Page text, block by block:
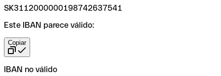
SK3112000000198742637541
Este IBAN parece válido:
Copiar
IBAN no válido